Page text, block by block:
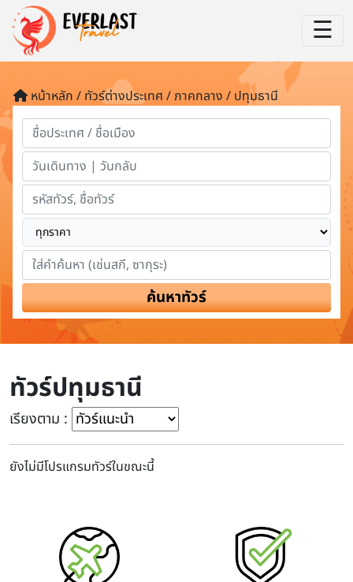
☰
หน้าหลัก / ทัวร์ต่างประเทศ / ภาคกลาง / ปทุมธานี
ค้นหาทัวร์
ทัวร์ปทุมธานี
เรียงตาม :
ยังไม่มีโปรแกรมทัวร์ในขณะนี้